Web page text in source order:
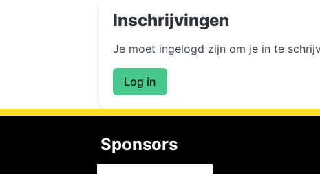
Inschrijvingen
Je moet ingelogd zijn om je in te
Log in
Sponsors